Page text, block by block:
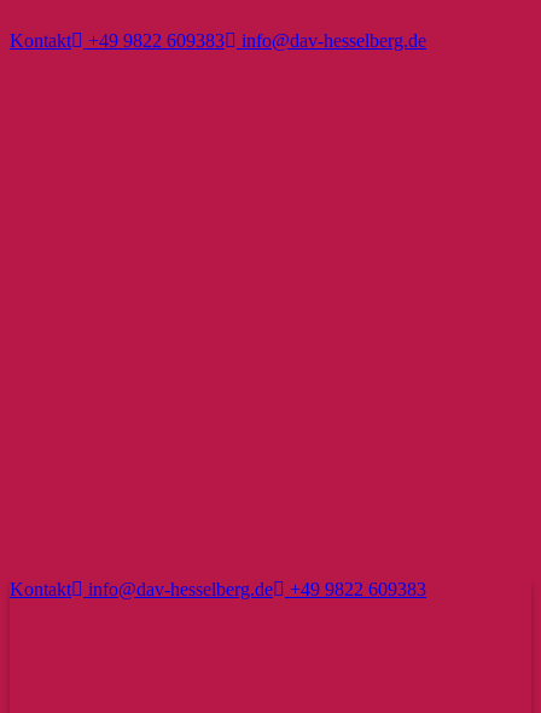
Kontakt +49 9822 609383 info@dav-hesselberg.de
Kontakt info@dav-hesselberg.de +49 9822 609383